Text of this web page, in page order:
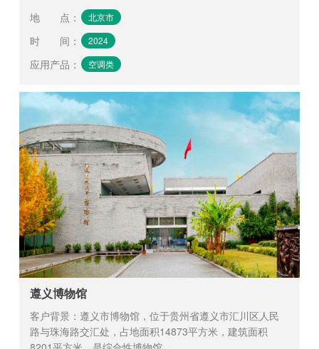
地 点 ： 北京市
时 间 ： 2024
应用产品 ： 空调类
遵义博物馆
客户背景：遵义市博物馆，位于贵州省遵义市汇川区人民
路与珠海路交汇处，占地面积14873平方米，建筑面积